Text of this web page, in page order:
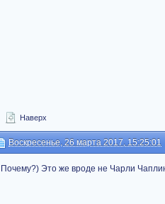
Наверх
Воскресенье, 26 марта 2017, 15:25:01
Почему?) Это же вроде не Чарли